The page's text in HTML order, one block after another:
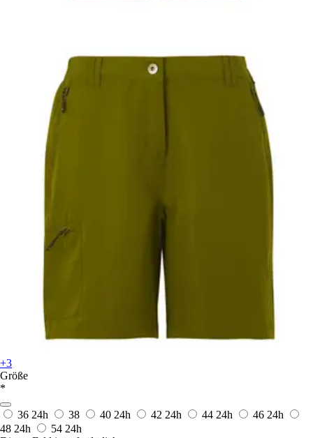
+3
Größe
*
36 24h 38 40 24h 42 24h 44 24h 46 24h
48 24h 54 24h